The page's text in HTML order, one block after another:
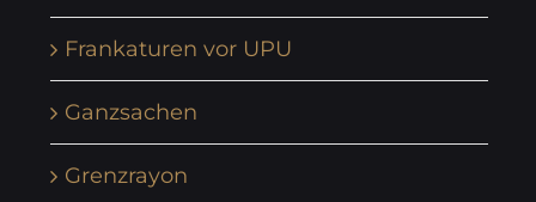
Frankaturen vor UPU
Ganzsachen
Grenzrayon